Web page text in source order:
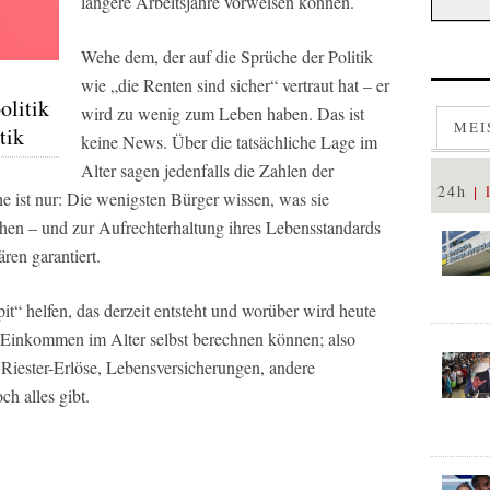
Wehe dem, der auf die Sprüche der Politik
wie „die Renten sind sicher“ vertraut hat – er
wird zu wenig zum Leben haben. Das ist
keine News. Über die tatsächliche Lage im
Alter sagen jedenfalls die Zahlen der
ist nur: Die wenigsten Bürger wissen, was sie
– und zur Aufrechterhaltung ihres Lebensstandards
garantiert.
helfen, das derzeit entsteht und worüber wird heute
im Alter selbst berechnen können; also
Erlöse, Lebensversicherungen, andere
alles gibt.
24h